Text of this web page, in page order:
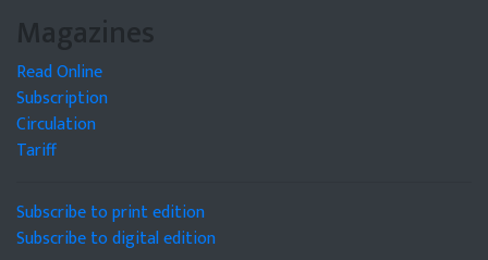
Magazines
Read Online
Subscription
Circulation
Tariff
Subscribe to print edition
Subscribe to digital edition